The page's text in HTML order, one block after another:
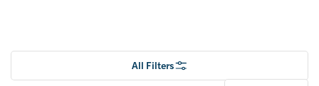
All Filters